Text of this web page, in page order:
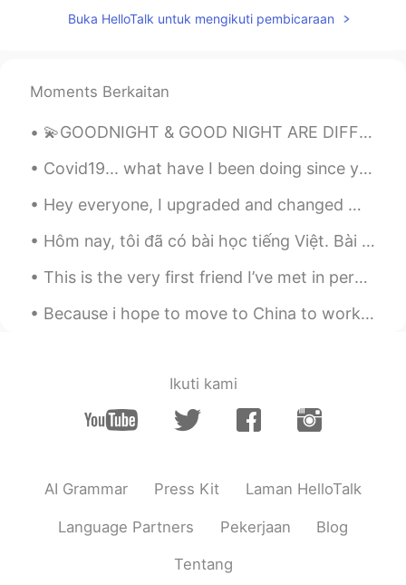
Buka HelloTalk untuk mengikuti pembicaraan
Moments Berkaitan
💫GOODNIGHT & GOOD NIGHT ARE DIFFERENT✨ 🌙goodnight:: use this before bed, when you or someone els...
Covid19... what have I been doing since you came... since 2015 I started gardening then years a...
Hey everyone, I upgraded and changed my phone recently about a week ago and I lost alllllll my m...
Hôm nay, tôi đã có bài học tiếng Việt. Bài học đấy thú vị lắm. Chúng tôi đã học số to (1000/10,00...
This is the very first friend I’ve met in person on Hellotalk hahaha. 瑞士朋友｡ì _ í｡ 跟網友見面的感覺真的好...
Because i hope to move to China to work, i decided to get the flag to display my respect for the ...
Ikuti kami
AI Grammar Press Kit Laman HelloTalk
Language Partners Pekerjaan Blog
Tentang